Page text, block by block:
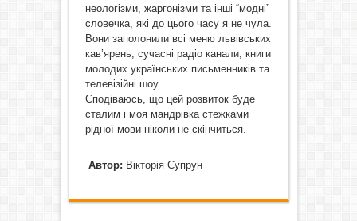
неологізми, жаргонізми та інші “модні”
словечка, які до цього часу я не чула.
Вони заполонили всі меню львівських
кав’ярень, сучасні радіо канали, книги
молодих українських письменників та
телевізійні шоу.
Сподіваюсь, що цей розвиток буде
сталим і моя мандрівка стежками
рідної мови ніколи не скінчиться.
Автор: Вікторія Супрун